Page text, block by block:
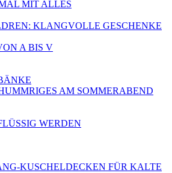
MIT ALLES
KLANGVOLLE GESCHENKE
A BIS V
AM SOMMERABEND
WERDEN
KUSCHELDECKEN FÜR KALTE